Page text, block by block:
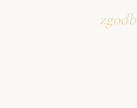
o poročno